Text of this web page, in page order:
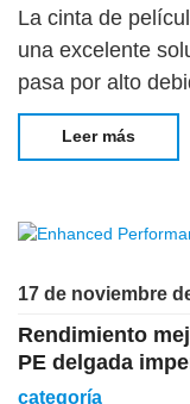
La cinta de
una excelente
pasa por alto
película de
cinta versátil
Leer más
17 de noviembre
Rendimiento
PE delgada
categoría